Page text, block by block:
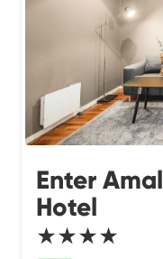
Enter
Hotel
★★★★